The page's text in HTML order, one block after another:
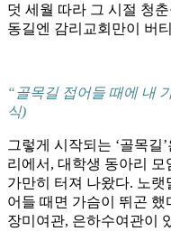
덧 세월 따라 그 시절 청
동길엔 감리교회만이 버
“골목길 접어들 때에 내
식)
그렇게 시작되는 ‘골목길
리에서, 대학생 동아리
가만히 터져 나왔다. 노
어들 때면 가슴이 뛰곤
장미여관, 은하수여관이